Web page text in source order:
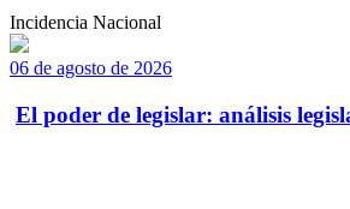
Incidencia Nacional
06 de agosto de 2026
El poder de legislar: análisis